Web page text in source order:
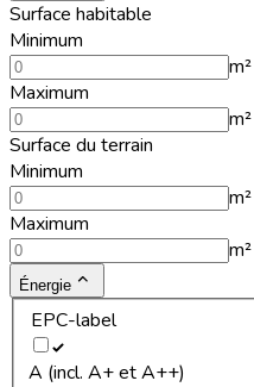
Surface habitable
Minimum
m²
Maximum
m²
Surface du terrain
Minimum
m²
Maximum
m²
Énergie
EPC-label
A (incl. A+ et A++)